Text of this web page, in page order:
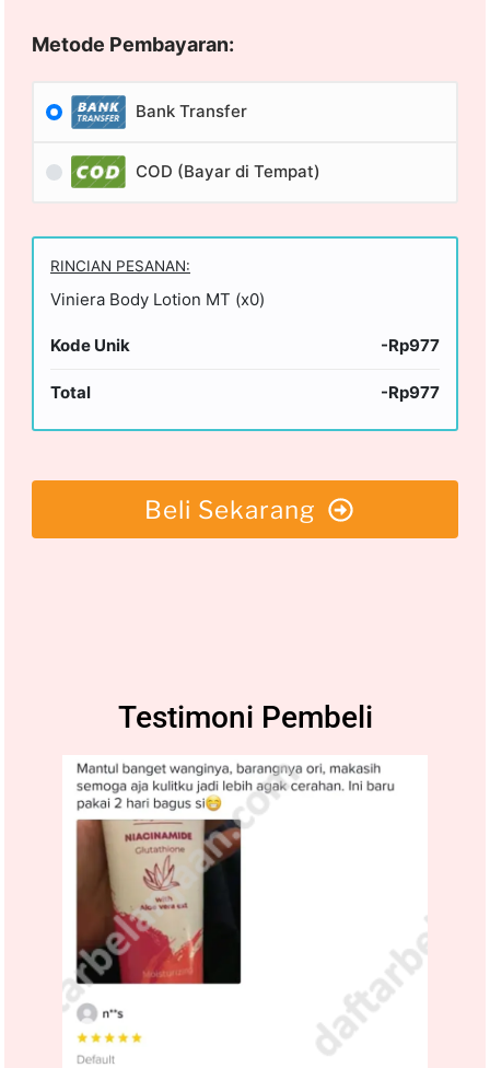
Metode Pembayaran:
Bank Transfer
COD (Bayar di Tempat)
RINCIAN PESANAN:
Viniera Body Lotion MT (x0)
Kode Unik -Rp977
Total -Rp977
Beli Sekarang
Testimoni Pembeli